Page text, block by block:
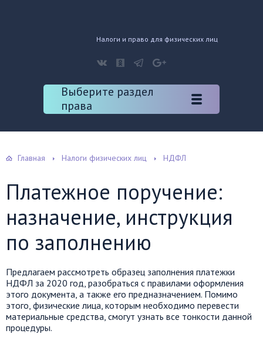
Налоги и право для физических лиц
Выберите раздел
права
Главная Налоги физических лиц НДФЛ
Платежное поручение:
назначение, инструкция
по заполнению
Предлагаем рассмотреть образец заполнения платежки
НДФЛ за 2020 год, разобраться с правилами оформления
этого документа, а также его предназначением. Помимо
этого, физические лица, которым необходимо перевести
материальные средства, смогут узнать все тонкости данной
процедуры.